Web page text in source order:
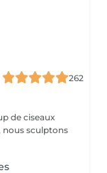
262
de ciseaux
nous sculptons